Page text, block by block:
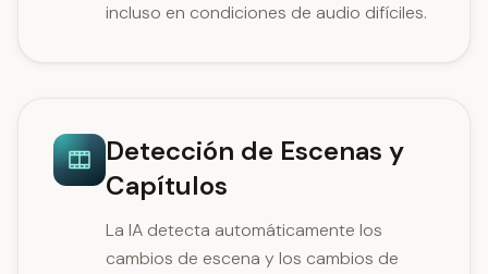
incluso en condiciones de audio difíciles.
Detección de Escenas y
Capítulos
La IA detecta automáticamente los
cambios de escena y los cambios de